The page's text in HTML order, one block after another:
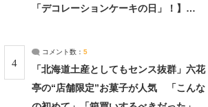
「デコレーションケーキの日」！】
4
コメント数： 5
「北海道土産としてもセンス抜群」六花
亭の“店舗限定”お菓子が人気 「こんな